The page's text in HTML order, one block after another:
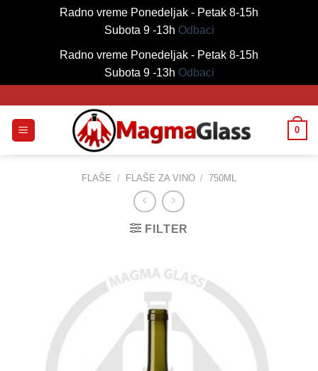
Radno vreme Ponedeljak - Petak 8-15h
Subota 9 -13h Odbaci
Radno vreme Ponedeljak - Petak 8-15h
Subota 9 -13h Odbaci
content
0
FLAŠE / FLAŠE ZA VINO / 750ML
FILTER